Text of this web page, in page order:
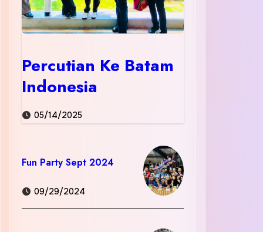
Percutian Ke Batam
Indonesia
05/14/2025
Fun Party Sept 2024
09/29/2024